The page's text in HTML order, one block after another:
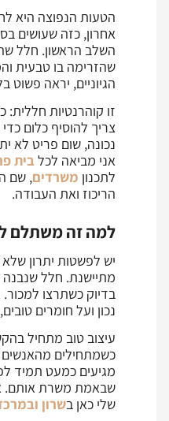
הטעות הנפוצה היא
אחרון, כזה שעושים
השלב הראשון. חלל
שהזרימה בו טבעית
הגיוניים, יראה פשוט
זו קוהרנטיות
צריך להוסיף כלום
נכונה, שום פריט לא
אני מביאה לכלבית
לתכנון משרדים, שם
הריכוז ואת העבודה.
למה זה משתלם
יש לפשטות יתרון
מתיישנת. חלל שנבנה
בדיוק כשתרצו
נכון ועל חומרים
עיצוב טוב מתחיל
כשמתחילים מהאנשים
מגיעים כמעט תמיד
שבאמת משרת אותם.
שלי כאן בשרון